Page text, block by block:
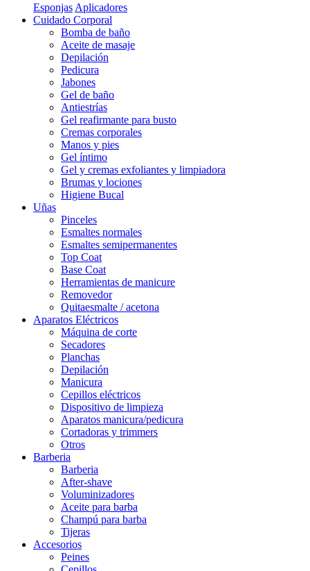
Esponjas Aplicadores
Cuidado Corporal
Bomba de baño
Aceite de masaje
Depilación
Pedicura
Jabones
Gel de baño
Antiestrías
Gel reafirmante para busto
Cremas corporales
Manos y pies
Gel íntimo
Gel y cremas exfoliantes y limpiadora
Brumas y lociones
Higiene Bucal
Uñas
Pinceles
Esmaltes normales
Esmaltes semipermanentes
Top Coat
Base Coat
Herramientas de manicure
Removedor
Quitaesmalte / acetona
Aparatos Eléctricos
Máquina de corte
Secadores
Planchas
Depilación
Manicura
Cepillos eléctricos
Dispositivo de limpieza
Aparatos manicura/pedicura
Cortadoras y trimmers
Otros
Barberia
Barberia
After-shave
Voluminizadores
Aceite para barba
Champú para barba
Tijeras
Accesorios
Peines